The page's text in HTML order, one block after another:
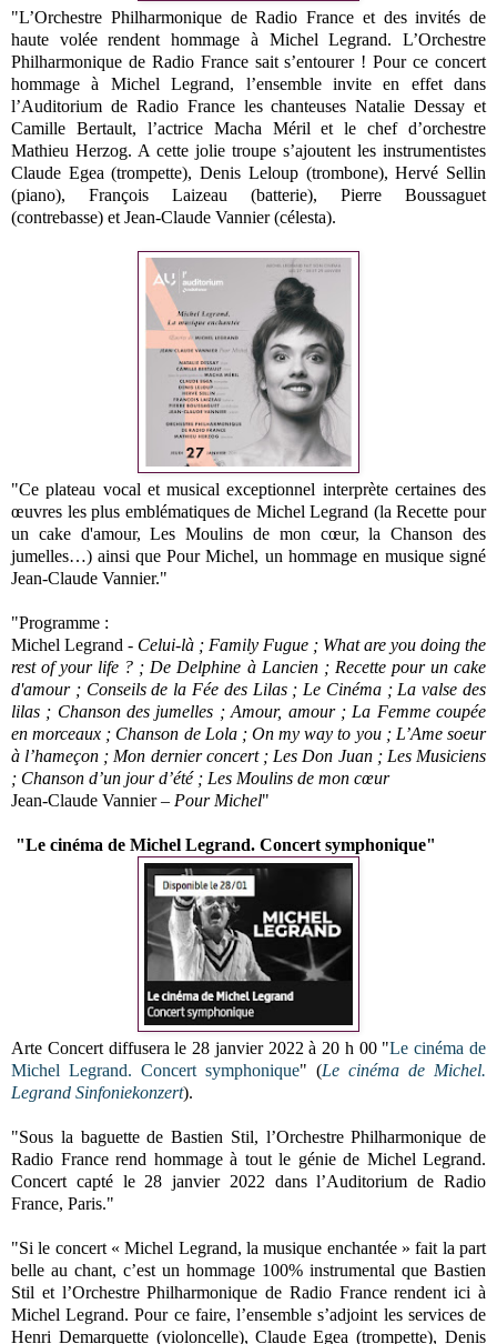
"L’Orchestre Philharmonique de Radio France et des invités de
haute volée rendent hommage à Michel Legrand. L’Orchestre
Philharmonique de Radio France sait s’entourer ! Pour ce concert
hommage à Michel Legrand, l’ensemble invite en effet dans
l’Auditorium de Radio France les chanteuses Natalie Dessay et
Camille Bertault, l’actrice Macha Méril et le chef d’orchestre
Mathieu Herzog. A cette jolie troupe s’ajoutent les instrumentistes
Claude Egea (trompette), Denis Leloup (trombone), Hervé Sellin
(piano), François Laizeau (batterie), Pierre Boussaguet
(contrebasse) et Jean-Claude Vannier (célesta).
"Ce plateau vocal et musical exceptionnel interprète certaines des
œuvres les plus emblématiques de Michel Legrand (la Recette pour
un cake d'amour, Les Moulins de mon cœur, la Chanson des
jumelles…) ainsi que Pour Michel, un hommage en musique signé
Jean-Claude Vannier."
"Programme :
Michel Legrand - Celui-là ; Family Fugue ; What are you doing the
rest of your life ? ; De Delphine à Lancien ; Recette pour un cake
d'amour ; Conseils de la Fée des Lilas ; Le Cinéma ; La valse des
lilas ; Chanson des jumelles ; Amour, amour ; La Femme coupée
en morceaux ; Chanson de Lola ; On my way to you ; L’Ame soeur
à l’hameçon ; Mon dernier concert ; Les Don Juan ; Les Musiciens
; Chanson d’un jour d’été ; Les Moulins de mon cœur
Jean-Claude Vannier – Pour Michel"
"Le cinéma de Michel Legrand. Concert symphonique"
Arte Concert diffusera le 28 janvier 2022 à 20 h 00 "Le cinéma de
Michel Legrand. Concert symphonique" (Le cinéma de Michel.
Legrand Sinfoniekonzert).
"Sous la baguette de Bastien Stil, l’Orchestre Philharmonique de
Radio France rend hommage à tout le génie de Michel Legrand.
Concert capté le 28 janvier 2022 dans l’Auditorium de Radio
France, Paris."
"Si le concert « Michel Legrand, la musique enchantée » fait la part
belle au chant, c’est un hommage 100% instrumental que Bastien
Stil et l’Orchestre Philharmonique de Radio France rendent ici à
Michel Legrand. Pour ce faire, l’ensemble s’adjoint les services de
Henri Demarquette (violoncelle), Claude Egea (trompette), Denis